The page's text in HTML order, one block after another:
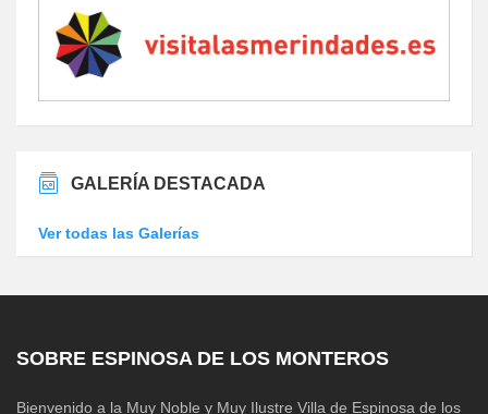
GALERÍA DESTACADA
Ver todas las Galerías
SOBRE ESPINOSA DE LOS MONTEROS
Bienvenido a la Muy Noble y Muy Ilustre Villa de Espinosa de los